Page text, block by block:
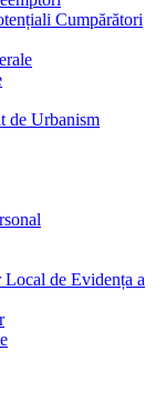
Cumpărători
de Urbanism
de Evidența a